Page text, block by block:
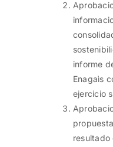
informe
Enagaìs
ejercicio
resultado